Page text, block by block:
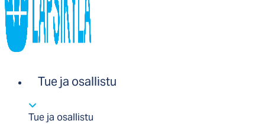
Tue ja osallistu
Tue ja osallistu